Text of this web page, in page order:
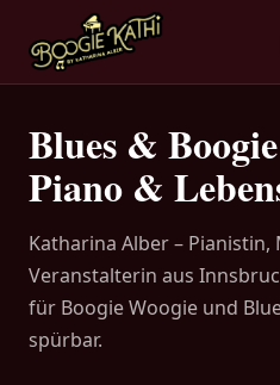
Blues &
Piano &
Katharina Alber –
Veranstalterin aus
für Boogie Woogie und
spürbar.